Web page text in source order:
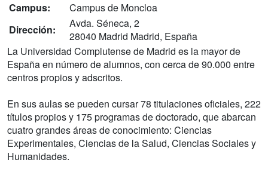
Campus:
Campus de Moncloa
Dirección:
Avda. Séneca, 2
28040 Madrid Madrid, España
La Universidad Complutense de Madrid es la mayor de
España en número de alumnos, con cerca de 90.000 entre
centros propios y adscritos.
En sus aulas se pueden cursar 78 titulaciones oficiales, 222
títulos propios y 175 programas de doctorado, que abarcan
cuatro grandes áreas de conocimiento: Ciencias
Experimentales, Ciencias de la Salud, Ciencias Sociales y
Humanidades.